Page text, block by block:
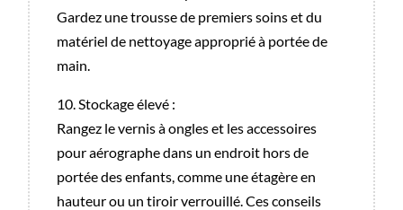
Gardez une trousse de premiers soins et du
matériel de nettoyage approprié à portée de
main.
10. Stockage élevé :
Rangez le vernis à ongles et les accessoires
pour aérographe dans un endroit hors de
portée des enfants, comme une étagère en
hauteur ou un tiroir verrouillé. Ces conseils